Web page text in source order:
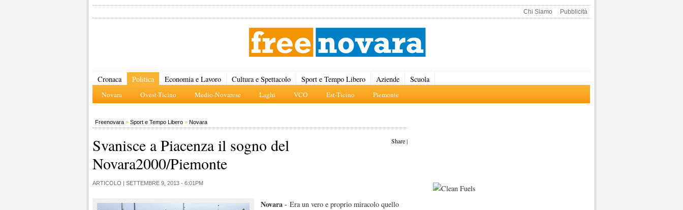
Chi Siamo Pubblicità
Cronaca Politica
Novara Ovest-Ticino Medio-Novarese Laghi VCO Est-Ticino Piemonte
Economia e Lavoro Cultura e Spettacolo Sport e Tempo Libero Aziende Scuola
Freenovara » Sport e Tempo Libero » Novara
Share|
Svanisce a Piacenza il sogno del
Novara2000/Piemonte
ARTICOLO | SETTEMBRE 9, 2013 - 6:01PM
Novara - Era un vero e proprio miracolo quello